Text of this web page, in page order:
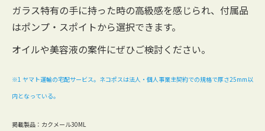
ガラス特有の手に持った時の高級感を感じられ、付属品
はポンプ・スポイトから選択できます。
オイルや美容液の案件にぜひご検討ください。
※1 ヤマト運輸の宅配サービス。ネコポスは法人・個人事業主契約での規格で厚さ25mm以
内となっている。
掲載製品：カクメール30ML